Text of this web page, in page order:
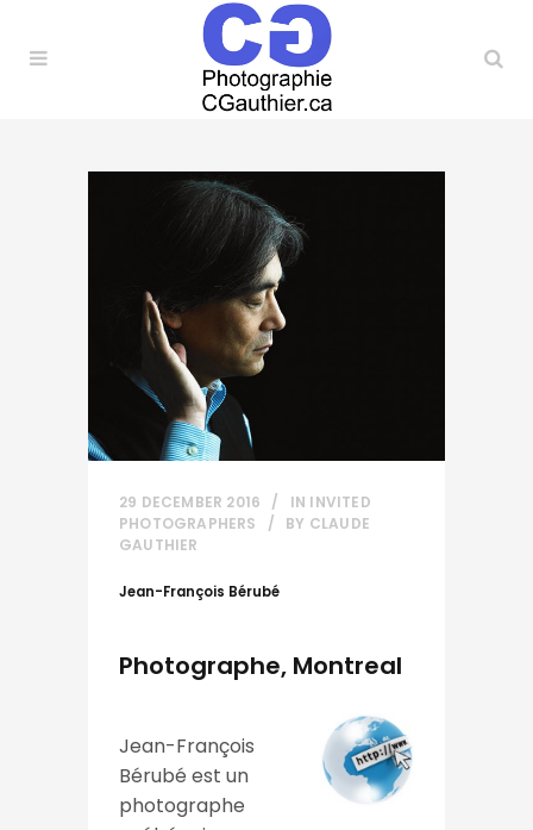
29 DECEMBER 2016 IN INVITED
PHOTOGRAPHERS
BY CLAUDE
GAUTHIER
Jean-François Bérubé
Photographe, Montreal
Jean-François
Bérubé est un
photographe